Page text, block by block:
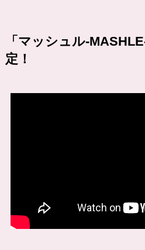
「マッシュル-
定！